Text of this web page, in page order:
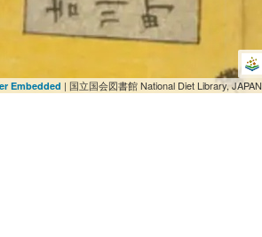
Embedded | 国立国会図書館 National Diet Library, JAPAN